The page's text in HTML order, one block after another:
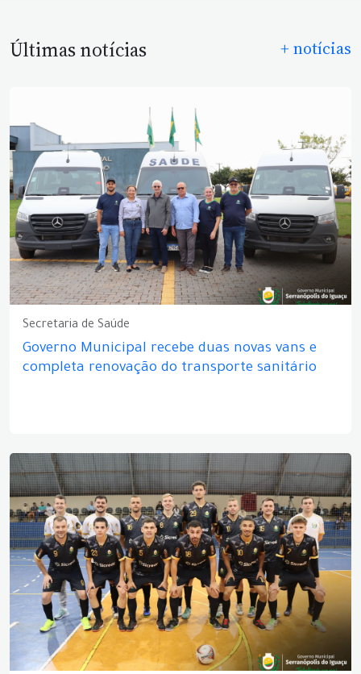
Últimas notícias + notícias
Secretaria de Saúde
Governo Municipal recebe duas novas vans e
completa renovação do transporte sanitário